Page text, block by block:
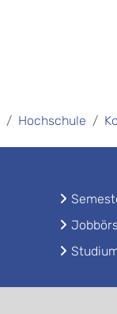
Hochschule